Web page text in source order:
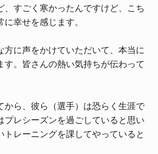
、すごく寒かったんですけど、こち
幸せを感じます。
方に声をかけていただいて、本当に
す。皆さんの熱い気持ちが伝わって
から、彼ら（選手）は恐らく生涯で
プレシーズンを過ごしていると思い
トレーニングを課してやっていると